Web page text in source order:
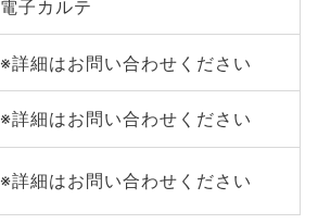
電子カルテ
※詳細はお問い合わせください
※詳細はお問い合わせください
※詳細はお問い合わせください